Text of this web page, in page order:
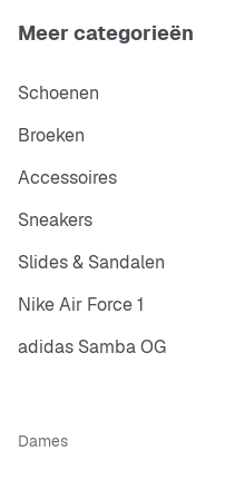
Meer categorieën
Schoenen
Broeken
Accessoires
Sneakers
Slides & Sandalen
Nike Air Force 1
adidas Samba OG
Dames